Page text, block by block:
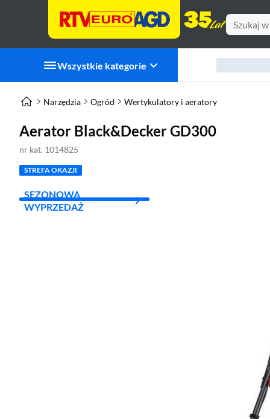
Wszystkie kategorie
Narzędzia Ogród Wertykulatory i aeratory
Aerator Black&Decker GD300
nr kat. 1014825
STREFA OKAZJI
SEZONOWA
WYPRZEDAŻ